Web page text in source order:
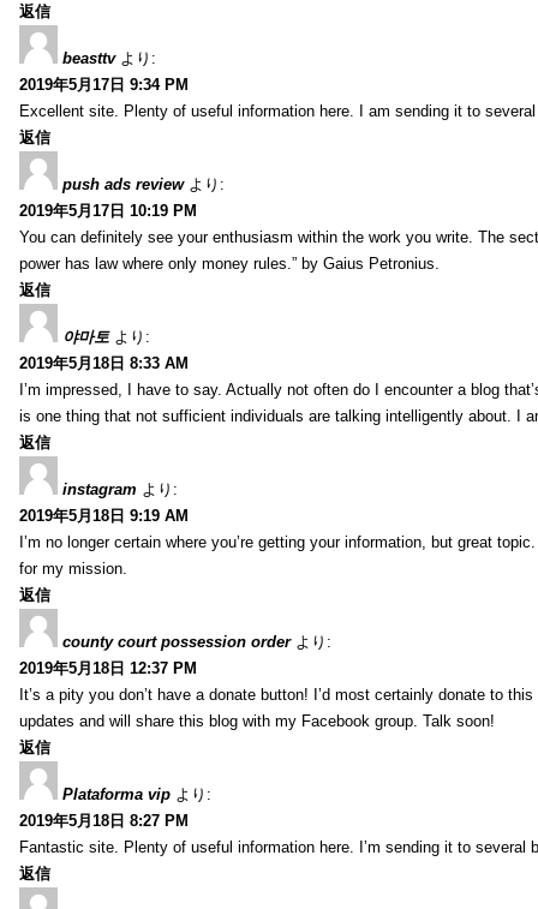
返信
beasttv より:
2019年5月17日 9:34 PM
Excellent site. Plenty of useful information here. I am sending it to
返信
push ads review より:
2019年5月17日 10:19 PM
You can definitely see your enthusiasm within the work you write. The
power has law where only money rules.” by Gaius Petronius.
返信
야마토 より:
2019年5月18日 8:33 AM
I’m impressed, I have to say. Actually not often do I encounter a blog
is one thing that not sufficient individuals are talking intelligently about. I
返信
instagram より:
2019年5月18日 9:19 AM
I’m no longer certain where you’re getting your information, but great
for my mission.
返信
county court possession order より:
2019年5月18日 12:37 PM
It’s a pity you don’t have a donate button! I’d most certainly donate to
updates and will share this blog with my Facebook group. Talk soon!
返信
Plataforma vip より:
2019年5月18日 8:27 PM
Fantastic site. Plenty of useful information here. I’m sending it to
返信